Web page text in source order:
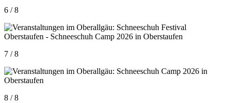
6 / 8
7 / 8
8 / 8